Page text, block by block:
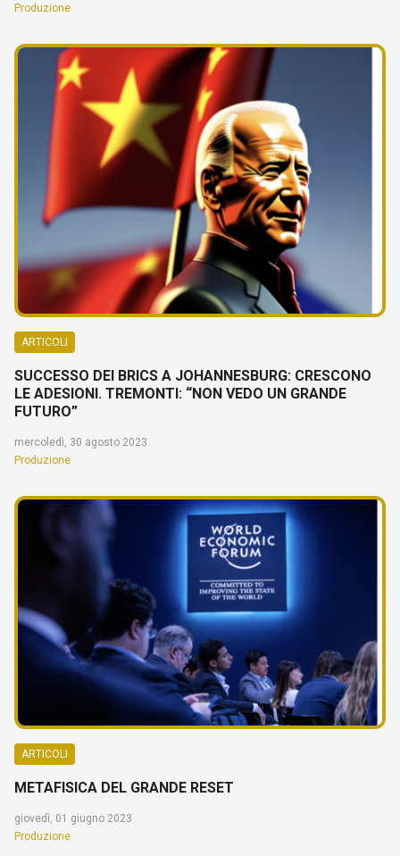
Produzione
ARTICOLI
SUCCESSO DEI BRICS A JOHANNESBURG: CRESCONO
LE ADESIONI. TREMONTI: “NON VEDO UN GRANDE
FUTURO”
mercoledì, 30 agosto 2023
Produzione
ARTICOLI
METAFISICA DEL GRANDE RESET
giovedì, 01 giugno 2023
Produzione